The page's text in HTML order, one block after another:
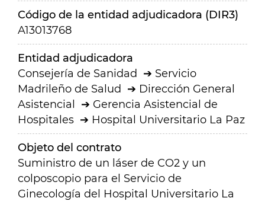
Código de la entidad adjudicadora (DIR3)
A13013768
Entidad adjudicadora
Consejería de Sanidad
Servicio
Madrileño de Salud
Dirección General
Asistencial
Gerencia Asistencial de
Hospitales
Hospital Universitario La Paz
Objeto del contrato
Suministro de un láser de CO2 y un
colposcopio para el Servicio de
Ginecología del Hospital Universitario La